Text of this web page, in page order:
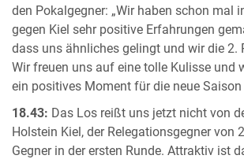
den Pokalgegner: „Wir haben schon mal
gegen Kiel sehr positive Erfahrungen
dass uns ähnliches gelingt und wir die 2.
Wir freuen uns auf eine tolle Kulisse und
ein positives Moment für die neue Saison
18.43: Das Los reißt uns jetzt nicht von
Holstein Kiel, der Relegationsgegner von
Gegner in der ersten Runde. Attraktiv ist